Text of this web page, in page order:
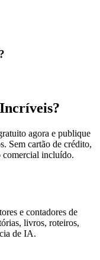
agora e publique
Sem cartão de crédito,
comercial incluído.
e contadores de
livros, roteiros,
de IA.